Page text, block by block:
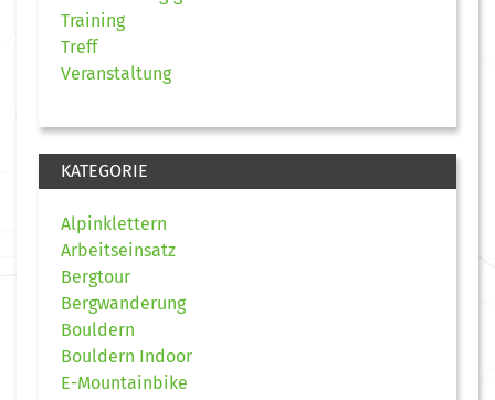
Training
Treff
Veranstaltung
KATEGORIE
Alpinklettern
Arbeitseinsatz
Bergtour
Bergwanderung
Bouldern
Bouldern Indoor
E-Mountainbike